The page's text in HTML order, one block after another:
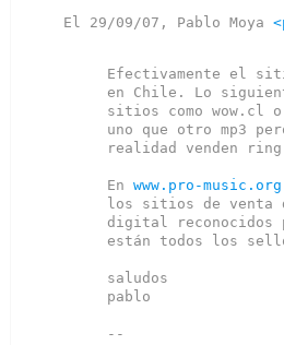
El 29/09/07, Pablo Moya
Efectivamente el
en Chile. Lo
sitios como wow.cl
uno que otro mp3
realidad venden
En www.pro-music.org
los sitios de venta
digital
están todos los
saludos
pablo
--